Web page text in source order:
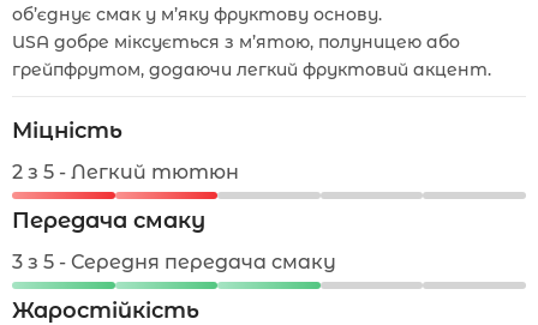
об’єднує смак у м’яку фруктову основу.
USA добре міксується з м’ятою, полуницею або
грейпфрутом, додаючи легкий фруктовий акцент.
Міцність
2 з 5 - Легкий тютюн
Передача смаку
3 з 5 - Середня передача смаку
Жаростійкість